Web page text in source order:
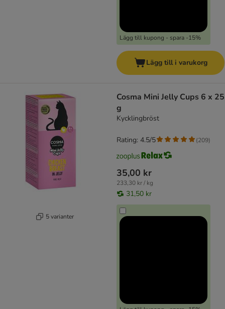
Lägg till kupong - spara -15%
Lägg till i varukorg
5 varianter
Cosma Mini Jelly Cups 6 x 25
g
Kycklingbröst
35,00 kr
233,30 kr / kg
31,50 kr
Rating: 4.5/5 (209)